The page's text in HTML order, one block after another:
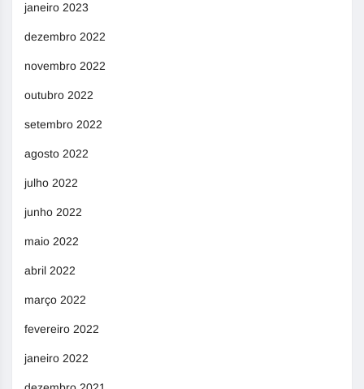
janeiro 2023
dezembro 2022
novembro 2022
outubro 2022
setembro 2022
agosto 2022
julho 2022
junho 2022
maio 2022
abril 2022
março 2022
fevereiro 2022
janeiro 2022